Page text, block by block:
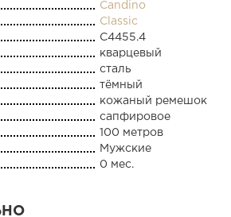
Candino
Classic
C4455.4
кварцевый
сталь
тёмный
кожаный ремешок
сапфировое
100 метров
Мужские
0 мес.